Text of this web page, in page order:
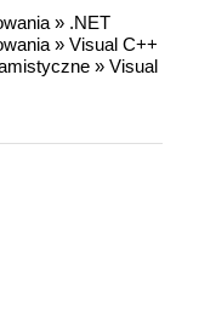
» .NET
» Visual C++
» Visual